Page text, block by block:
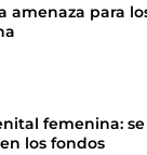
amenaza para
femenina:
los fondos